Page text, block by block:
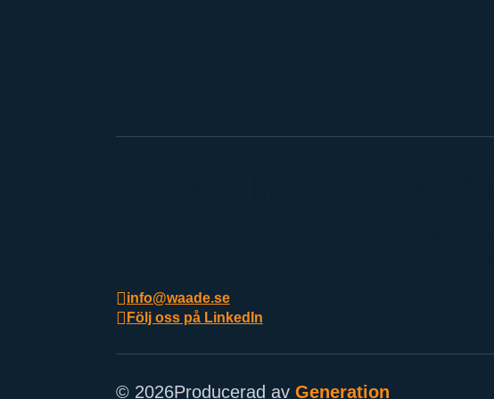
info@waade.se
Följ oss på LinkedIn
© 2026Producerad av Generation